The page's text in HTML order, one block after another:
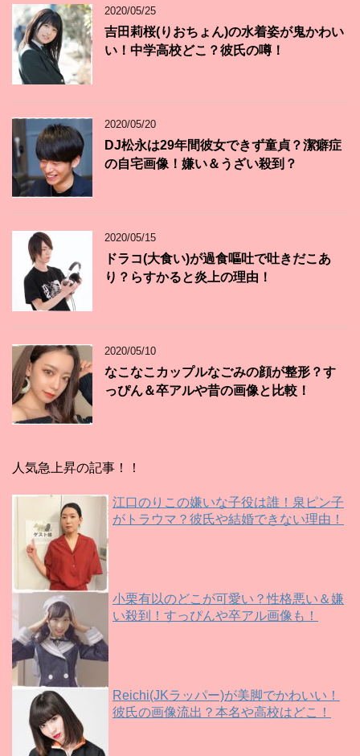
2020/05/25
吉田莉桜(りおちょん)の水着姿が鬼かわい
い！中学高校どこ？彼氏の噂！
2020/05/20
DJ松永は29年間彼女できず童貞？潔癖症
の自宅画像！嫌い＆うざい殺到？
2020/05/15
ドラコ(大食い)が過食嘔吐で吐きだこあ
り？らすかると炎上の理由！
2020/05/10
なこなこカップルなごみの顔が整形？す
っぴん＆卒アルや昔の画像と比較！
人気急上昇の記事！！
江口のりこの嫌いな子役は誰！泉ピン子
がトラウマ？彼氏や結婚できない理由！
小栗有以のどこが可愛い？性格悪い＆嫌
い殺到！すっぴんや卒アル画像も！
Reichi(JKラッパー)が美脚でかわいい！
彼氏の画像流出？本名や高校はどこ！